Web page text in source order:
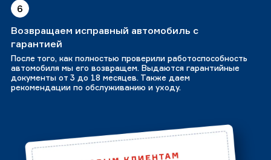
6
Возвращаем исправный автомобиль с
гарантией
После того, как полностью проверили работоспособность
автомобиля мы его возвращем. Выдаются гарантийные
документы от 3 до 18 месяцев. Также даем
рекомендации по обслуживанию и уходу.